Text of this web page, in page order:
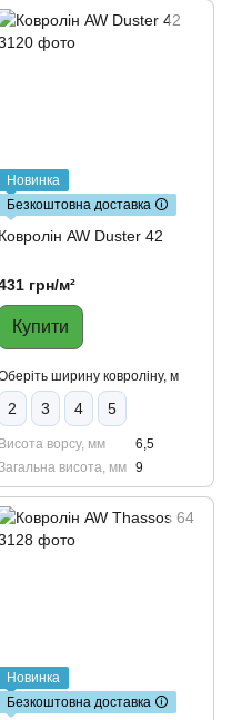
Новинка
Безкоштовна доставка 🛈
Ковролін AW Duster 42
грн/м²
Купити
ширину ковроліну, м
2 3 4 5
Висота ворсу, мм
6,5
висота, мм 9
Новинка
Безкоштовна доставка 🛈